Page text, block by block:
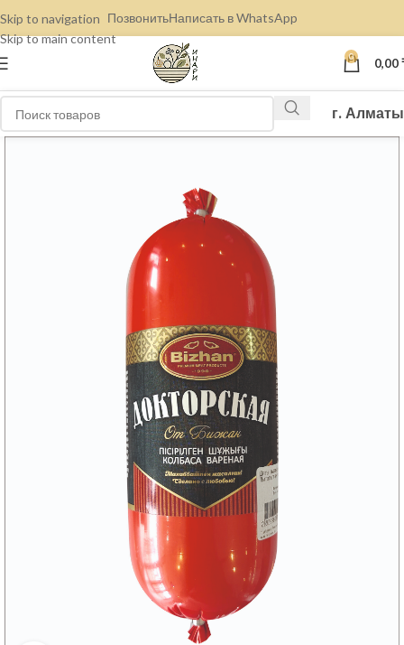
Skip to navigation
Skip to main content
ПозвонитьНаписать в WhatsApp
0 0,00
г. Алматы